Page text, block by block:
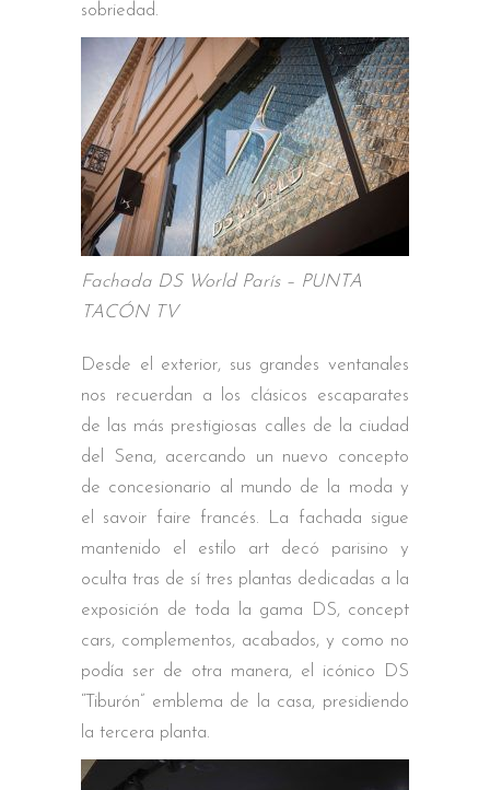
sobriedad.
Fachada DS World París – PUNTA
TACÓN TV
Desde el exterior, sus grandes ventanales
nos recuerdan a los clásicos escaparates
de las más prestigiosas calles de la ciudad
del Sena, acercando un nuevo concepto
de concesionario al mundo de la moda y
el savoir faire francés. La fachada sigue
mantenido el estilo art decó parisino y
oculta tras de sí tres plantas dedicadas a la
exposición de toda la gama DS, concept
cars, complementos, acabados, y como no
podía ser de otra manera, el icónico DS
“Tiburón” emblema de la casa, presidiendo
la tercera planta.